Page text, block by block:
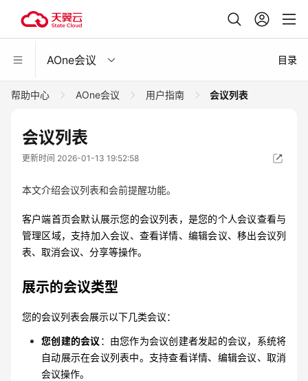
AOne会议 目录
帮助中心 AOne会议 用户指南 会议列表
会议列表
更新时间 2026-01-13 19:52:58
本文介绍会议列表和会前提醒功能。
客户端首页会默认展示您的会议列表，是您的个人会议查看与
管理区域，支持加入会议、查看详情、编辑会议、移出会议列
表、取消会议、分享等操作。
展示的会议类型
您的会议列表会展示以下几类会议：
您创建的会议 ：由您作为会议创建者发起的会议，系统将
自动展示在会议列表中。支持查看详情、编辑会议、取消
会议操作。